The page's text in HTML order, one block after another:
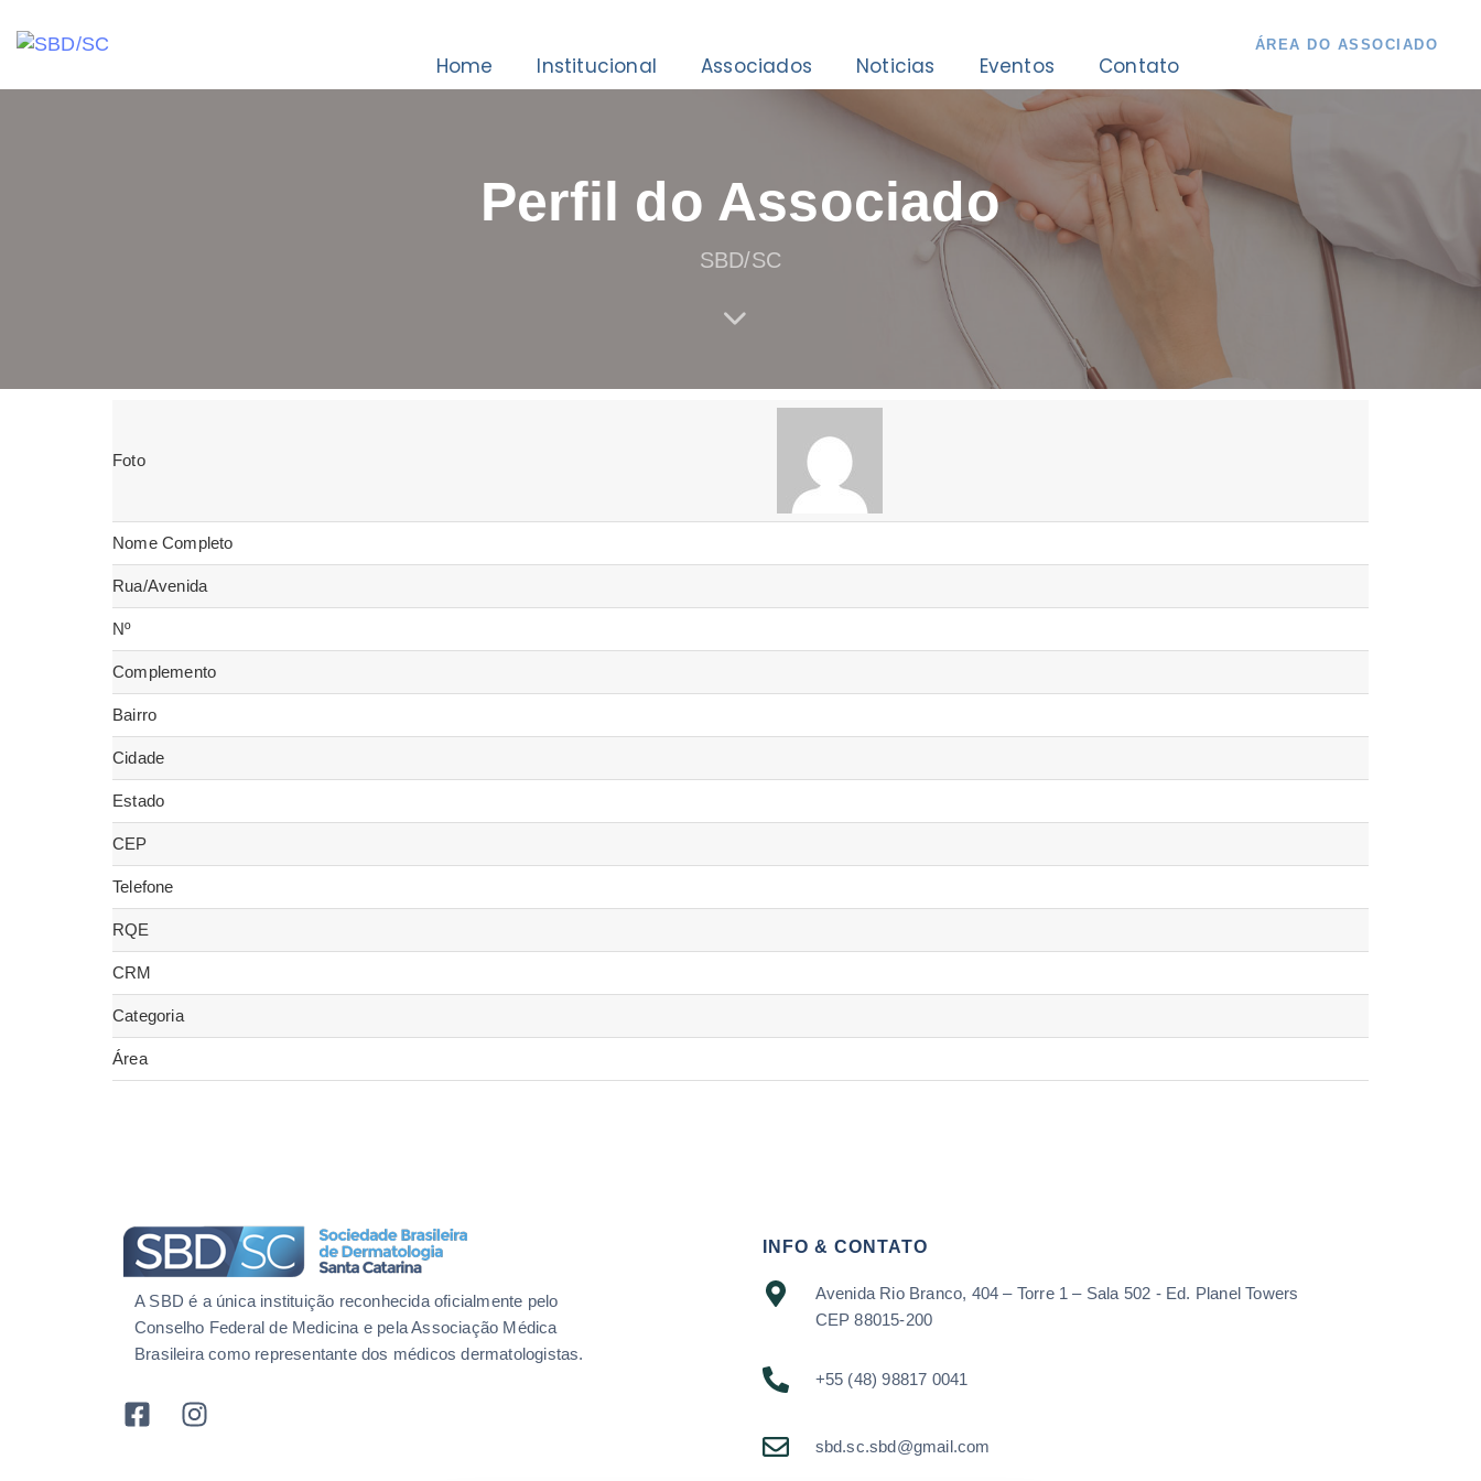
Home Institucional Associados Noticias Eventos Contato
ÁR EA DO AS SOCI ADO
Perfil do Associado
SBD/SC
Foto
Nome Completo
Rua/Avenida
Nº
Complemento
Bairro
Cidade
Estado
CEP
Telefone
RQE
CRM
Categoria
Área
A SBD é a única instituição reconhecida oficialmente pelo
Conselho Federal de Medicina e pela Associação Médica
Brasileira como representante dos médicos dermatologistas.
INFO & CONTATO
Avenida Rio Branco, 404 – Torre 1 – Sala 502 - Ed. Planel Towers
CEP 88015-200
+55 (48) 98817 0041
sbd.sc.sbd@gmail.com